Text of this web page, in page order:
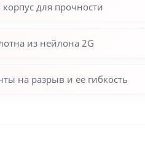
для прочности
из нейлона 2G
на разрыв и ее гибкость